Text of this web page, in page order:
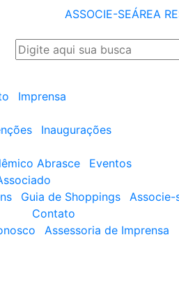
ASSOCIE-SEÁREA
Imprensa
Inaugurações
Abrasce
Eventos
Guia de Shoppings
Associe-
Contato
Assessoria de Imprensa